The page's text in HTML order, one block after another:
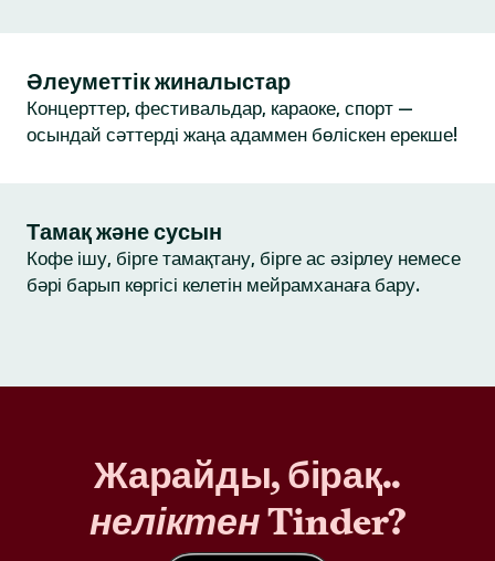
Әлеуметтік жиналыстар
Концерттер, фестивальдар, караоке, спорт —
осындай сәттерді жаңа адаммен бөліскен ерекше!
Тамақ және сусын
Кофе ішу, бірге тамақтану, бірге ас әзірлеу немесе
бәрі барып көргісі келетін мейрамханаға бару.
Жарайды, бірақ..
неліктенTinder?